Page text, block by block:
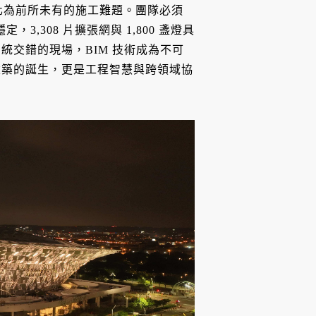
前所未有的施工難題。團隊必須
，3,308 片擴張網與 1,800 盞燈具
交錯的現場，BIM 技術成為不可
的誕生，更是工程智慧與跨領域協